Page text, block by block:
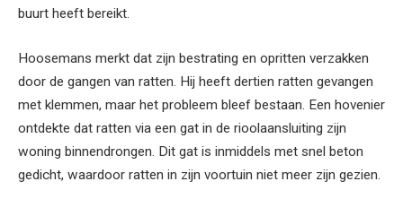
buurt heeft bereikt.
Hoosemans merkt dat zijn bestrating en opritten verzakken
door de gangen van ratten. Hij heeft dertien ratten gevangen
met klemmen, maar het probleem bleef bestaan. Een hovenier
ontdekte dat ratten via een gat in de rioolaansluiting zijn
woning binnendrongen. Dit gat is inmiddels met snel beton
gedicht, waardoor ratten in zijn voortuin niet meer zijn gezien.